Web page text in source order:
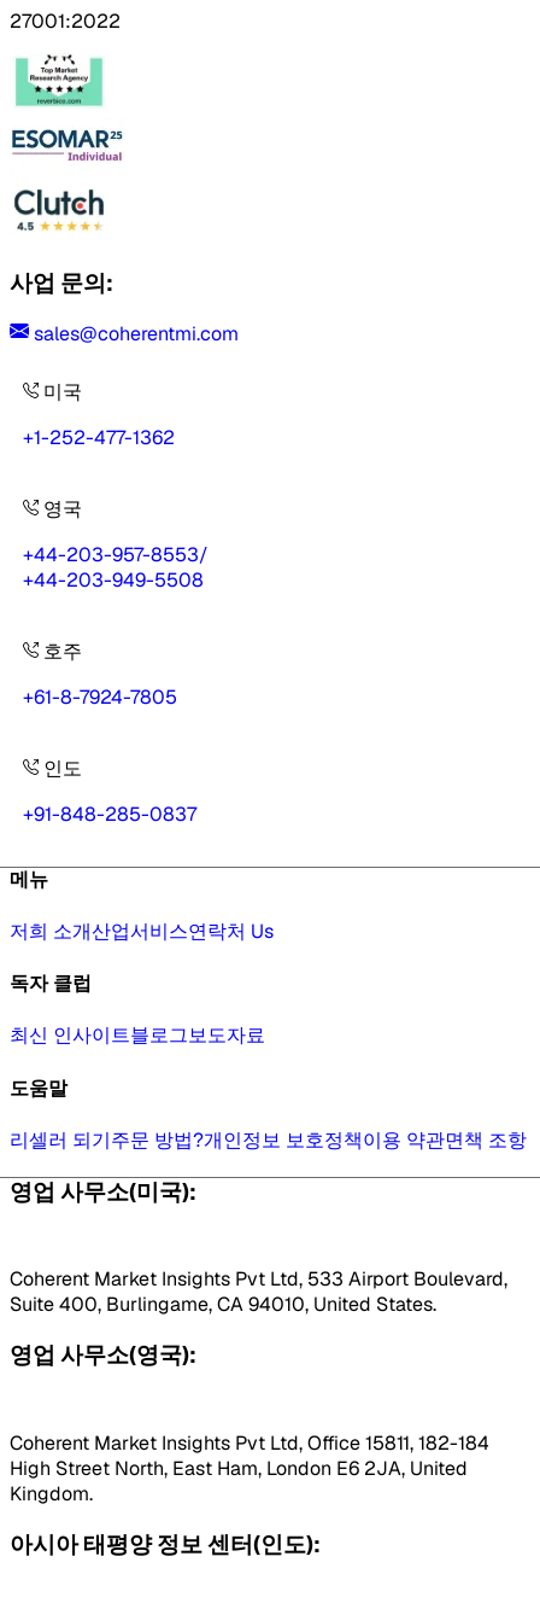
27001:2022
사업 문의:
sales@coherentmi.com
미국
+1-252-477-1362
영국
+44-203-957-8553/
+44-203-949-5508
호주
+61-8-7924-7805
인도
+91-848-285-0837
메뉴
저희 소개산업서비스연락처 Us
독자 클럽
최신 인사이트블로그보도자료
도움말
리셀러 되기주문 방법?개인정보 보호정책이용 약관면책 조항
영업 사무소(미국):
Coherent Market Insights Pvt Ltd, 533 Airport Boulevard,
Suite 400, Burlingame, CA 94010, United States.
영업 사무소(영국):
Coherent Market Insights Pvt Ltd, Office 15811, 182-184
High Street North, East Ham, London E6 2JA, United
Kingdom.
아시아 태평양 정보 센터(인도):